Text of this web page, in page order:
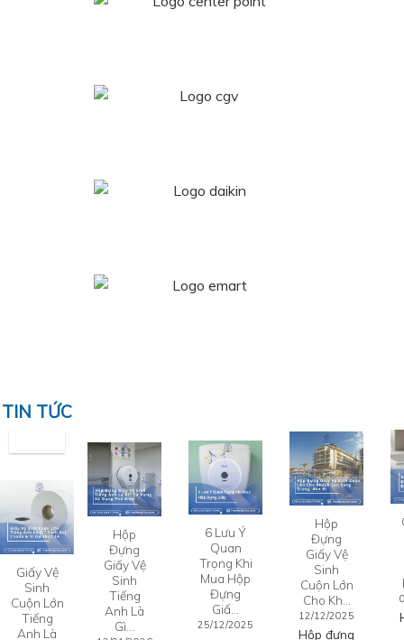
TIN TỨC
Giấy Vệ
Sinh
Cuộn Lớn
Tiếng
Anh Là
Hộp
Đựng
Giấy Vệ
Sinh
Tiếng
Anh Là
Gì…
6 Lưu Ý
Quan
Trọng Khi
Mua Hộp
Đựng
Giấ…
25/12/2025
Hộp
Đựng
Giấy Vệ
Sinh
Cuộn Lớn
Cho Kh…
12/12/2025
Hộp đựng